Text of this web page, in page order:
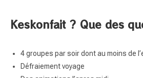
Keskonfait ? Que des
4 groupes par soir dont au moins de
Défraiement voyage